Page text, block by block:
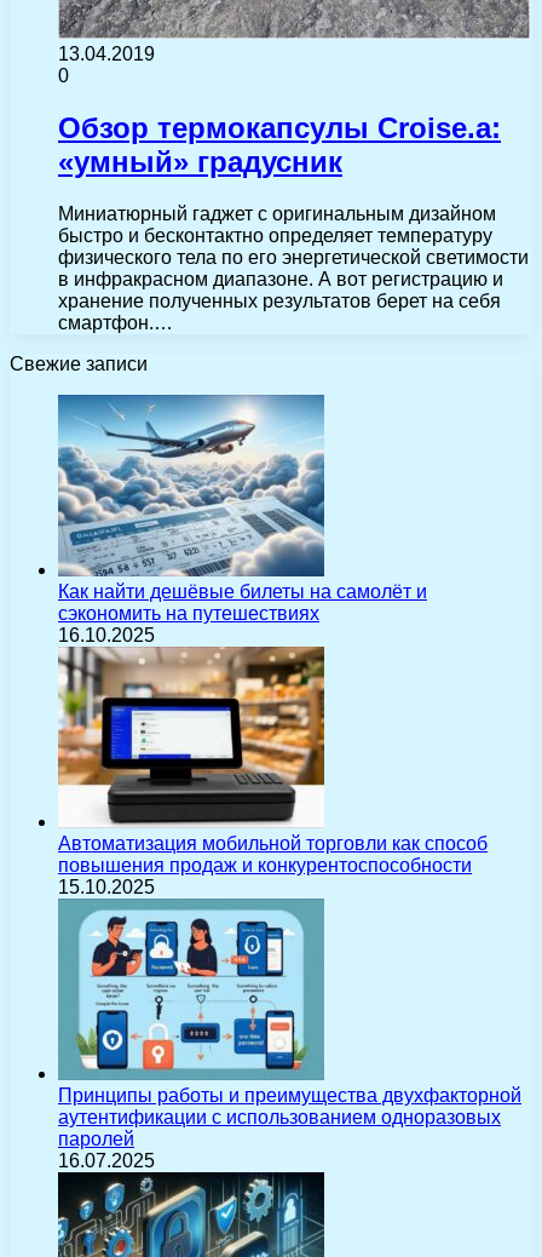
13.04.2019
0
Обзор термокапсулы Croise.a:
«умный» градусник
Миниатюрный гаджет с оригинальным дизайном
быстро и бесконтактно определяет температуру
физического тела по его энергетической светимости
в инфракрасном диапазоне. А вот регистрацию и
хранение полученных результатов берет на себя
смартфон.…
Свежие записи
Как найти дешёвые билеты на самолёт и
сэкономить на путешествиях
16.10.2025
Автоматизация мобильной торговли как способ
повышения продаж и конкурентоспособности
15.10.2025
Принципы работы и преимущества двухфакторной
аутентификации с использованием одноразовых
паролей
16.07.2025